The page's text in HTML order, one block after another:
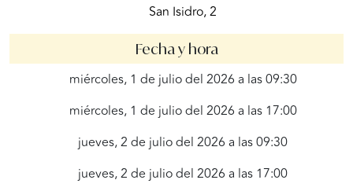
San Isidro, 2
Fecha y hora
miércoles, 1 de julio del 2026 a las 09:30
miércoles, 1 de julio del 2026 a las 17:00
jueves, 2 de julio del 2026 a las 09:30
jueves, 2 de julio del 2026 a las 17:00